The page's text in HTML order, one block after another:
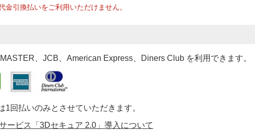
引換払いをご利用いただけません。
、JCB、American Express、Diners Club を利用できます。
1回払いのみとさせていただきます。
ービス「3Dセキュア 2.0」導入について